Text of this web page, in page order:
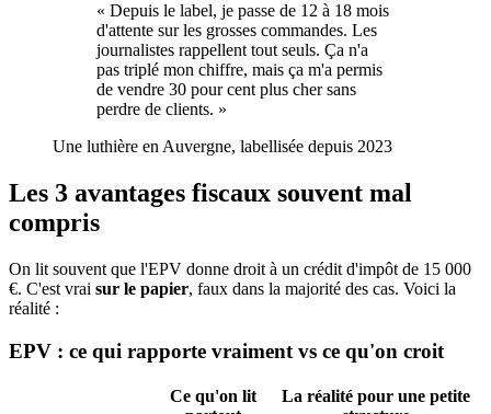
« Depuis le label, je passe de 12 à 18 mois
d'attente sur les grosses commandes. Les
journalistes rappellent tout seuls. Ça n'a
pas triplé mon chiffre, mais ça m'a permis
de vendre 30 pour cent plus cher sans
perdre de clients. »
Une luthière en Auvergne, labellisée depuis 2023
Les 3 avantages fiscaux souvent mal
compris
On lit souvent que l'EPV donne droit à un crédit d'impôt de 15 000
€. C'est vrai sur le papier, faux dans la majorité des cas. Voici la
réalité :
EPV : ce qui rapporte vraiment vs ce qu'on croit
Ce qu'on lit
La réalité pour une petite